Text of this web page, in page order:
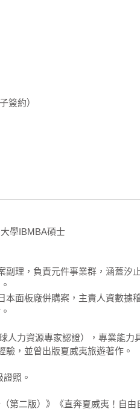
簽約）
學IBMBA碩士
副理，負責元件事業群，涵蓋汐
本面板廠併購案，主責人資數據
人力資源專家認證），專業能力
驗，並曾出版夏威夷旅遊著作。
照。
第二版）》《直奔夏威夷！自由